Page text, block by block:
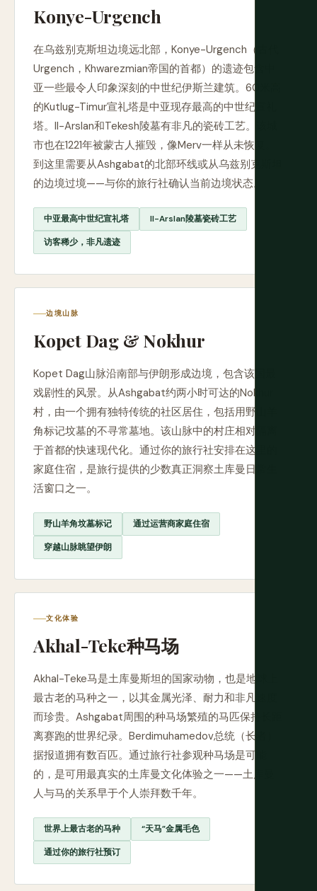
Konye-Urgench
在乌兹别克斯坦边境远北部，Konye-Urgench（古代
Urgench，Khwarezmian帝国的首都）的遗迹包含中
亚一些最令人印象深刻的中世纪伊斯兰建筑。60米高
的Kutlug-Timur宣礼塔是中亚现存最高的中世纪宣礼
塔。Il-Arslan和Tekesh陵墓有非凡的瓷砖工艺。该城
市也在1221年被蒙古人摧毁，像Merv一样从未恢复。
到这里需要从Ashgabat的北部环线或从乌兹别克斯坦
的边境过境——与你的旅行社确认当前边境状态。
中亚最高中世纪宣礼塔 Il-Arslan陵墓瓷砖工艺
访客稀少，非凡遗迹
边境山脉
Kopet Dag & Nokhur
Kopet Dag山脉沿南部与伊朗形成边境，包含该国最
戏剧性的风景。从Ashgabat约两小时可达的Nokhur
村，由一个拥有独特传统的社区居住，包括用野山羊
角标记坟墓的不寻常墓地。该山脉中的村庄相对隔离
于首都的快速现代化。通过你的旅行社安排在这里的
家庭住宿，是旅行提供的少数真正洞察土库曼日常生
活窗口之一。
野山羊角坟墓标记 通过运营商家庭住宿
穿越山脉眺望伊朗
文化体验
Akhal-Teke种马场
Akhal-Teke马是土库曼斯坦的国家动物，也是地球上
最古老的马种之一，以其金属光泽、耐力和非凡速度
而珍贵。Ashgabat周围的种马场繁殖的马匹保持长距
离赛跑的世界纪录。Berdimuhamedov总统（长者）
据报道拥有数百匹。通过旅行社参观种马场是可能
的，是可用最真实的土库曼文化体验之一——土库曼
人与马的关系早于个人崇拜数千年。
世界上最古老的马种 “天马”金属毛色
通过你的旅行社预订